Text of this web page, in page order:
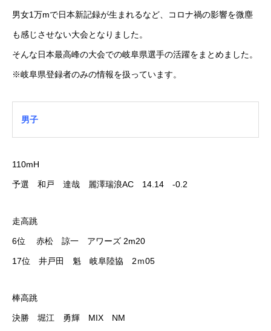
RIXPERTとは
男女1万mで日本新記録が生まれるなど、コロナ禍の影響を微塵
も感じさせない大会となりました。
そんな日本最高峰の大会での岐阜県選手の活躍をまとめました。
※岐阜県登録者のみの情報を扱っています。
男子
110mH
予選 和戸 達哉 麗澤瑞浪AC 14.14 -0.2
走高跳
6位 赤松 諒一 アワーズ 2m20
17位 井戸田 魁 岐阜陸協 2ｍ05
棒高跳
決勝 堀江 勇輝 MIX NM